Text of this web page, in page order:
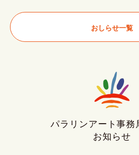
おしらせ一覧
パラリンアート事務
お知らせ